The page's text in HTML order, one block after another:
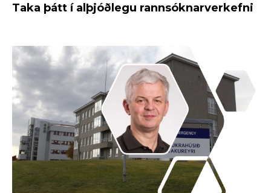
Taka þátt í alþjóðlegu rannsóknarverkefni